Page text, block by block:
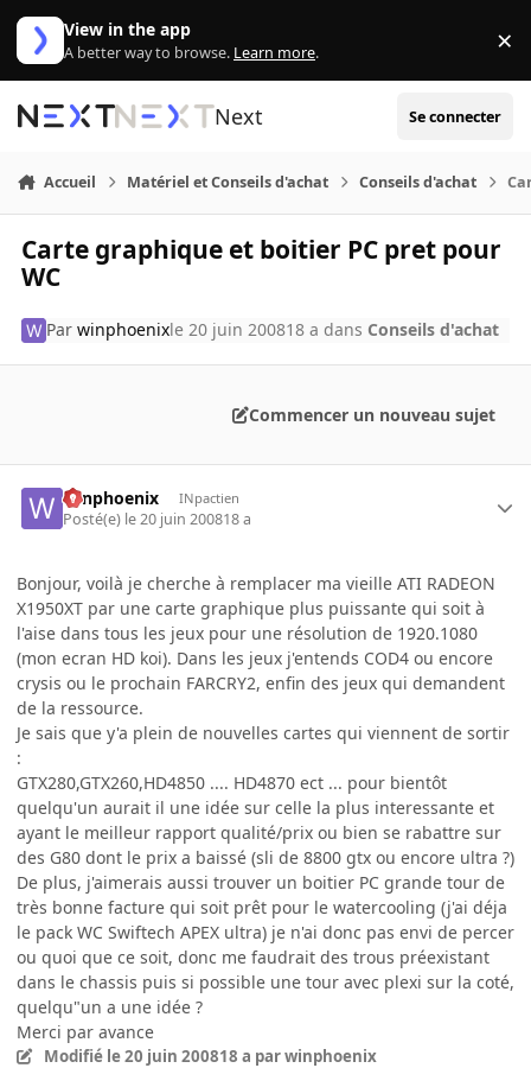
Aller au contenu
View in the app
A better way to browse. Learn more. ×
Next Se connecter
Accueil Matériel et Conseils d'achat Conseils d'achat
Carte graphique et boitier PC pret pour
WC
Parwinphoenixle 20 juin 200818 a dans Conseils d'achat
Commencer un nouveau sujet
winphoenix INpactien
Posté(e) le 20 juin 200818 a
Bonjour, voilà je cherche à remplacer ma vieille ATI RADEON
X1950XT par une carte graphique plus puissante qui soit à
l'aise dans tous les jeux pour une résolution de 1920.1080
(mon ecran HD koi). Dans les jeux j'entends COD4 ou encore
crysis ou le prochain FARCRY2, enfin des jeux qui demandent
de la ressource.
Je sais que y'a plein de nouvelles cartes qui viennent de sortir
:
GTX280,GTX260,HD4850 .... HD4870 ect ... pour bientôt
quelqu'un aurait il une idée sur celle la plus interessante et
ayant le meilleur rapport qualité/prix ou bien se rabattre sur
des G80 dont le prix a baissé (sli de 8800 gtx ou encore ultra ?)
De plus, j'aimerais aussi trouver un boitier PC grande tour de
très bonne facture qui soit prêt pour le watercooling (j'ai déja
le pack WC Swiftech APEX ultra) je n'ai donc pas envi de percer
ou quoi que ce soit, donc me faudrait des trous préexistant
dans le chassis puis si possible une tour avec plexi sur la coté,
quelqu"un a une idée ?
Merci par avance
Modifié le 20 juin 200818 a par winphoenix